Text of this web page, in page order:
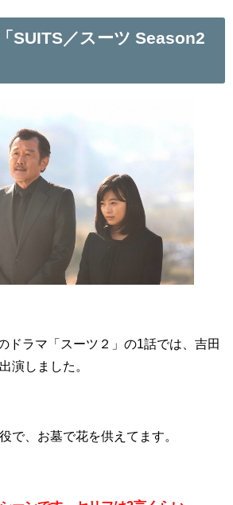
SUITS／スーツ Season2
ドラマ「スーツ２」の1話では、吉田
演しました。
で、お墓で花を供えてます。